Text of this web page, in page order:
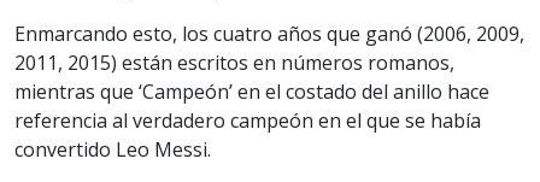
Enmarcando esto, los cuatro años que ganó (2006, 2009,
2011, 2015) están escritos en números romanos,
mientras que ‘Campeón’ en el costado del anillo hace
referencia al verdadero campeón en el que se había
convertido Leo Messi.